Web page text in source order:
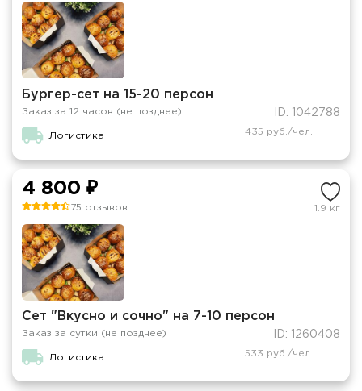
Бургер-сет на 15-20 персон
Заказ за 12 часов (не позднее) ID: 1042788
Логистика 435 руб./чел.
4 800 ₽
75 отзывов 1.9 кг
Сет "Вкусно и сочно" на 7-10 персон
Заказ за сутки (не позднее) ID: 1260408
Логистика 533 руб./чел.